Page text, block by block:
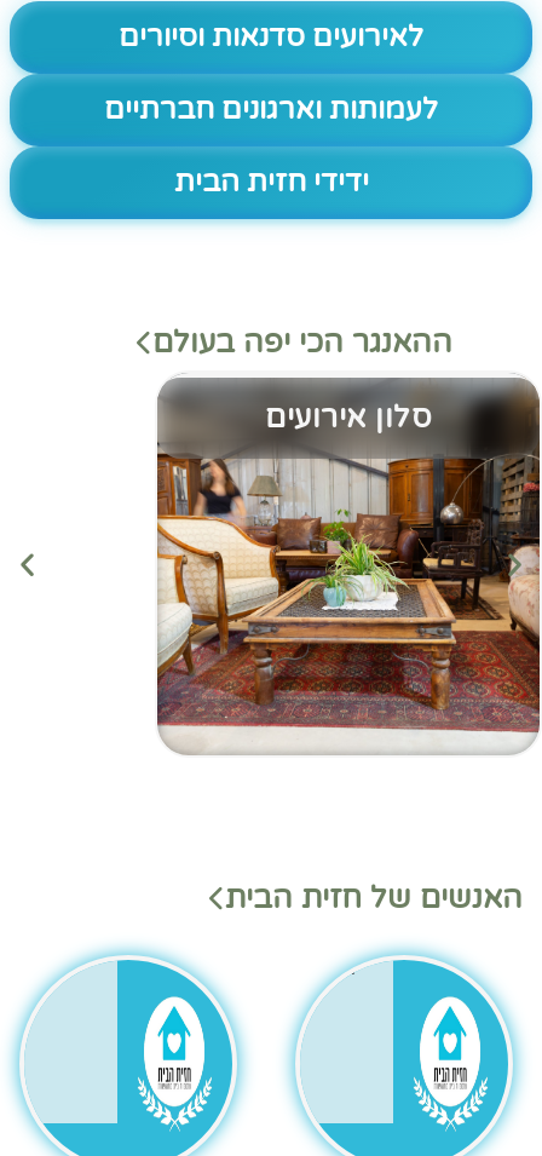
לאירועים סדנאות וסיורים
לעמותות וארגונים חברתיים
ידידי חזית הבית
ההאנגר הכי יפה בעולם
סלון אירועים
האנשים של חזית הבית
משמ
בהאנ
גר